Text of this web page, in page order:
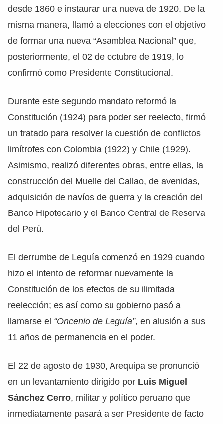
desde 1860 e instaurar una nueva de 1920. De la
misma manera, llamó a elecciones con el objetivo
de formar una nueva “Asamblea Nacional” que,
posteriormente, el 02 de octubre de 1919, lo
confirmó como Presidente Constitucional.
Durante este segundo mandato reformó la
Constitución (1924) para poder ser reelecto, firmó
un tratado para resolver la cuestión de conflictos
limítrofes con Colombia (1922) y Chile (1929).
Asimismo, realizó diferentes obras, entre ellas, la
construcción del Muelle del Callao, de avenidas,
adquisición de navíos de guerra y la creación del
Banco Hipotecario y el Banco Central de Reserva
del Perú.
El derrumbe de Leguía comenzó en 1929 cuando
hizo el intento de reformar nuevamente la
Constitución de los efectos de su ilimitada
reelección; es así como su gobierno pasó a
llamarse el “Oncenio de Leguía”, en alusión a sus
11 años de permanencia en el poder.
El 22 de agosto de 1930, Arequipa se pronunció
en un levantamiento dirigido por Luis Miguel
Sánchez Cerro, militar y político peruano que
inmediatamente pasará a ser Presidente de facto